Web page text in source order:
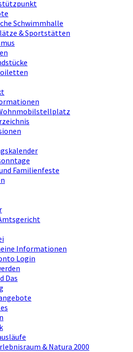
Schwimmhalle
& Sportstätten
Familienfeste
Informationen
Login
Das
& Natura 2000